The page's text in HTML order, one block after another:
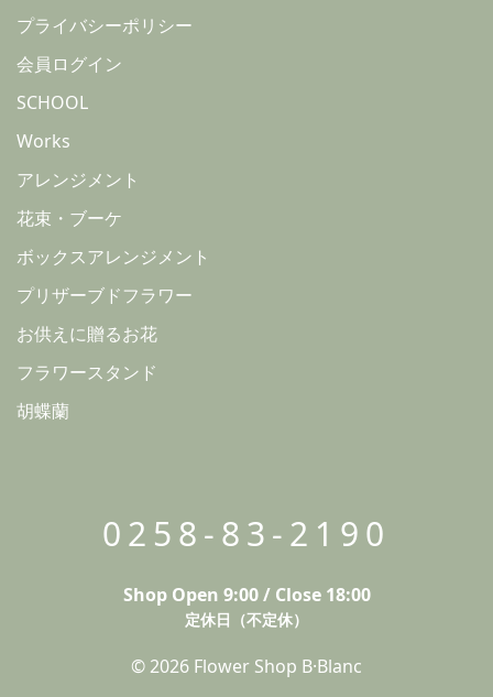
プライバシーポリシー
会員ログイン
SCHOOL
Works
アレンジメント
花束・ブーケ
ボックスアレンジメント
プリザーブドフラワー
お供えに贈るお花
フラワースタンド
胡蝶蘭
0258-83-2190
Shop Open 9:00 / Close 18:00
定休日（不定休）
© 2026 Flower Shop B·Blanc